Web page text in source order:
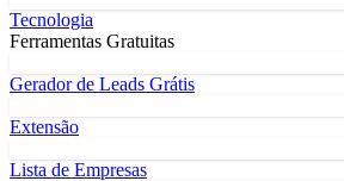
Tecnologia
Ferramentas Gratuitas
Gerador de Leads Grátis
Extensão
Lista de Empresas